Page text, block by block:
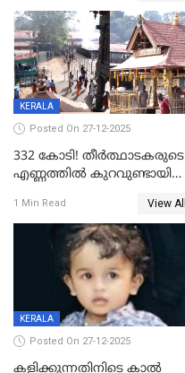
ഫേഷ്യലിന് 300 രൂപ
ആവശ്യപ്പെട്ടതിനെച്ചൊല്ലി
KERALA
Posted On 27-12-2025
332 കോടി! തീർത്ഥാടകരുടെ
എണ്ണത്തിൽ കുറവുണ്ടായിട്ടും
കുതിച്ചുയരുന്നു
1 Min Read View All
KERALA
Posted On 27-12-2025
കളിക്കുന്നതിനിടെ കാൽ